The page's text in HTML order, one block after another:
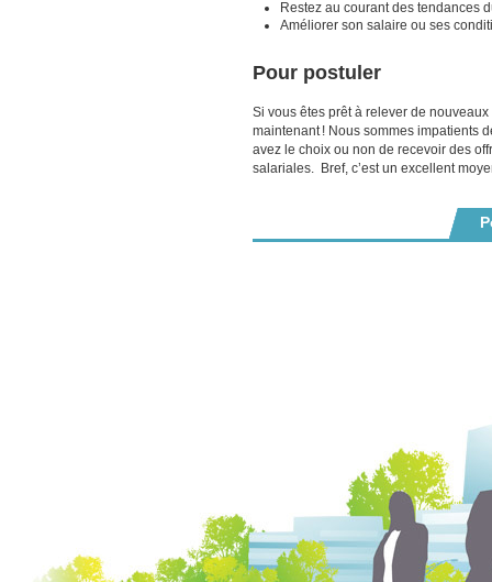
Restez au courant des tendances
Améliorer son salaire ou ses
Pour postuler
Si vous êtes prêt à relever de
maintenant ! Nous sommes impatients
avez le choix ou non de recevoir des
salariales. Bref, c’est un excellent